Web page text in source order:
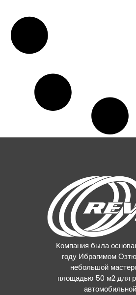
Компания была
году Ибрагимом
небольшой
площадью 50 м2 для
автомобильной